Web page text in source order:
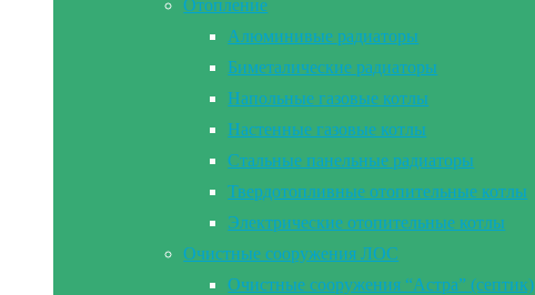
Отопление
Алюминивые радиаторы
Биметалические радиаторы
Напольные газовые котлы
Настенные газовые котлы
Стальные панельные радиаторы
Твердотопливные отопительные котлы
Электрические отопительные котлы
Очистные сооружения ЛОС
Очистные сооружения “Астра” (септик)